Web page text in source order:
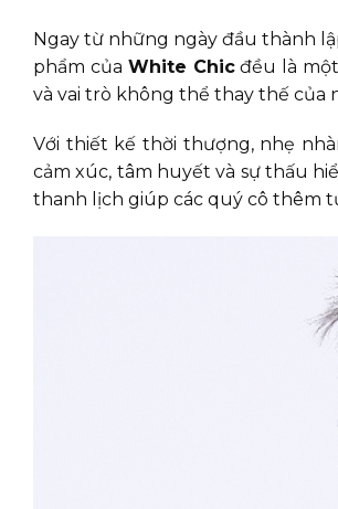
Ngay từ những ngày đầu thành
phẩm của White Chicđều là
và vai trò không thể thay thế của
Với thiết kế thời thượng, nhẹ
cảm xúc, tâm huyết và sự thấu
thanh lịch giúp các quý cô thêm